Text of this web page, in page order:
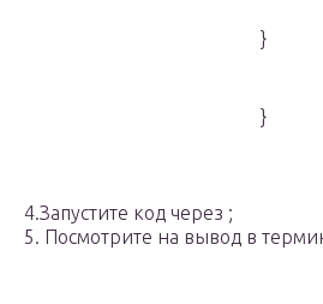
}
}
4.Запустите код через ;
5. Посмотрите на вывод в